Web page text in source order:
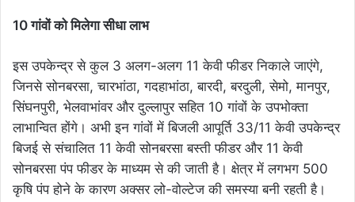
10 गांवों को मिलेगा सीधा लाभ
इस उपकेन्द्र से कुल 3 अलग-अलग 11 केवी फीडर निकाले जाएंगे,
जिनसे सोनबरसा, चारभांठा, गदहाभांठा, बारदी, बरदुली, सेमो, मानपुर,
सिंघनपुरी, भेलवाभांवर और दुल्लापुर सहित 10 गांवों के उपभोक्ता
लाभान्वित होंगे। अभी इन गांवों में बिजली आपूर्ति 33/11 केवी उपकेन्द्र
बिजई से संचालित 11 केवी सोनबरसा बस्ती फीडर और 11 केवी
सोनबरसा पंप फीडर के माध्यम से की जाती है। क्षेत्र में लगभग 500
कृषि पंप होने के कारण अक्सर लो-वोल्टेज की समस्या बनी रहती है।